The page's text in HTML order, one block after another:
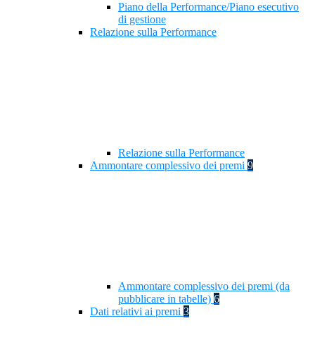
Piano della Performance/Piano esecutivo
di gestione
Relazione sulla Performance
Relazione sulla Performance
Ammontare complessivo dei premi 9
Ammontare complessivo dei premi (da
pubblicare in tabelle) 6
Dati relativi ai premi 3